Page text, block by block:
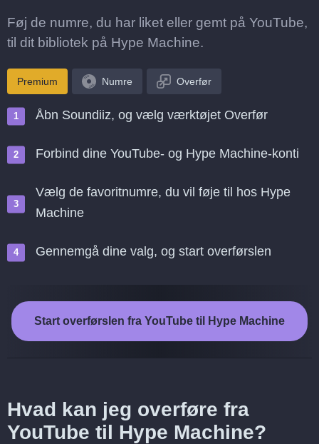
Føj de numre, du har liket eller gemt på YouTube,
til dit bibliotek på Hype Machine.
Premium Numre Overfør
Åbn Soundiiz, og vælg værktøjet Overfør
Forbind dine YouTube- og Hype Machine-konti
Vælg de favoritnumre, du vil føje til hos Hype
Machine
Gennemgå dine valg, og start overførslen
Start overførslen fra YouTube til Hype Machine
Hvad kan jeg overføre fra
YouTube til Hype Machine?